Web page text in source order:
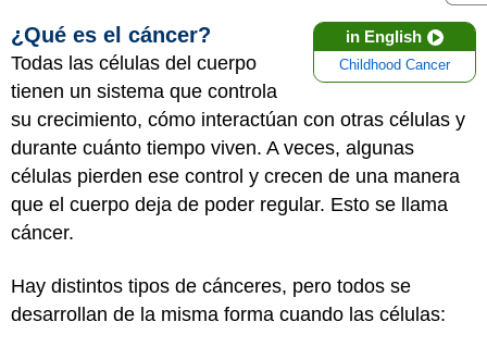
in English
Childhood Cancer
¿Qué es el cáncer?
Todas las células del cuerpo
tienen un sistema que controla
su crecimiento, cómo interactúan con otras células y
durante cuánto tiempo viven. A veces, algunas
células pierden ese control y crecen de una manera
que el cuerpo deja de poder regular. Esto se llama
cáncer.
Hay distintos tipos de cánceres, pero todos se
desarrollan de la misma forma cuando las células: